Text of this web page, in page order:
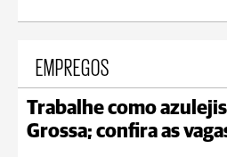
EMPREGOS
Trabalhe como
Grossa; confira as